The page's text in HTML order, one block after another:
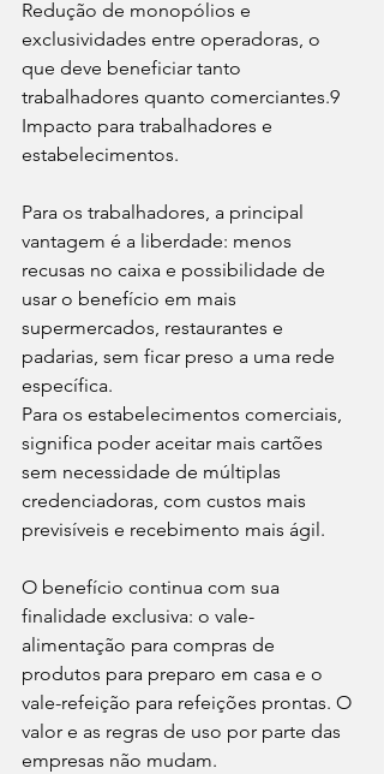
Redução de monopólios e
exclusividades entre operadoras, o
que deve beneficiar tanto
trabalhadores quanto comerciantes.9
Impacto para trabalhadores e
estabelecimentos.
Para os trabalhadores, a principal
vantagem é a liberdade: menos
recusas no caixa e possibilidade de
usar o benefício em mais
supermercados, restaurantes e
padarias, sem ficar preso a uma rede
específica.
Para os estabelecimentos comerciais,
significa poder aceitar mais cartões
sem necessidade de múltiplas
credenciadoras, com custos mais
previsíveis e recebimento mais ágil.
O benefício continua com sua
finalidade exclusiva: o vale-
alimentação para compras de
produtos para preparo em casa e o
vale-refeição para refeições prontas. O
valor e as regras de uso por parte das
empresas não mudam.